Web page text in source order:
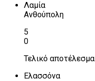
Λαμία
Ανθούπολη
5
0
Τελικό αποτέλεσμα
Ελασσόνα